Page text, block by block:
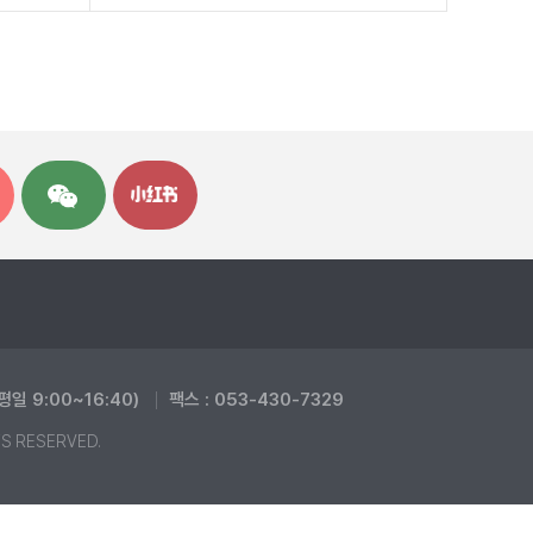
일 9:00~16:40) 팩스 : 053-430-7329
RESERVED.